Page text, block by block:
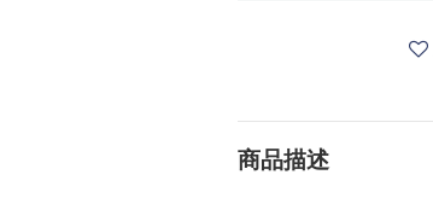
商品描述